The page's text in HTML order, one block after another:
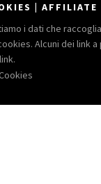
| AFFILIATE
i dati che
Alcuni dei link